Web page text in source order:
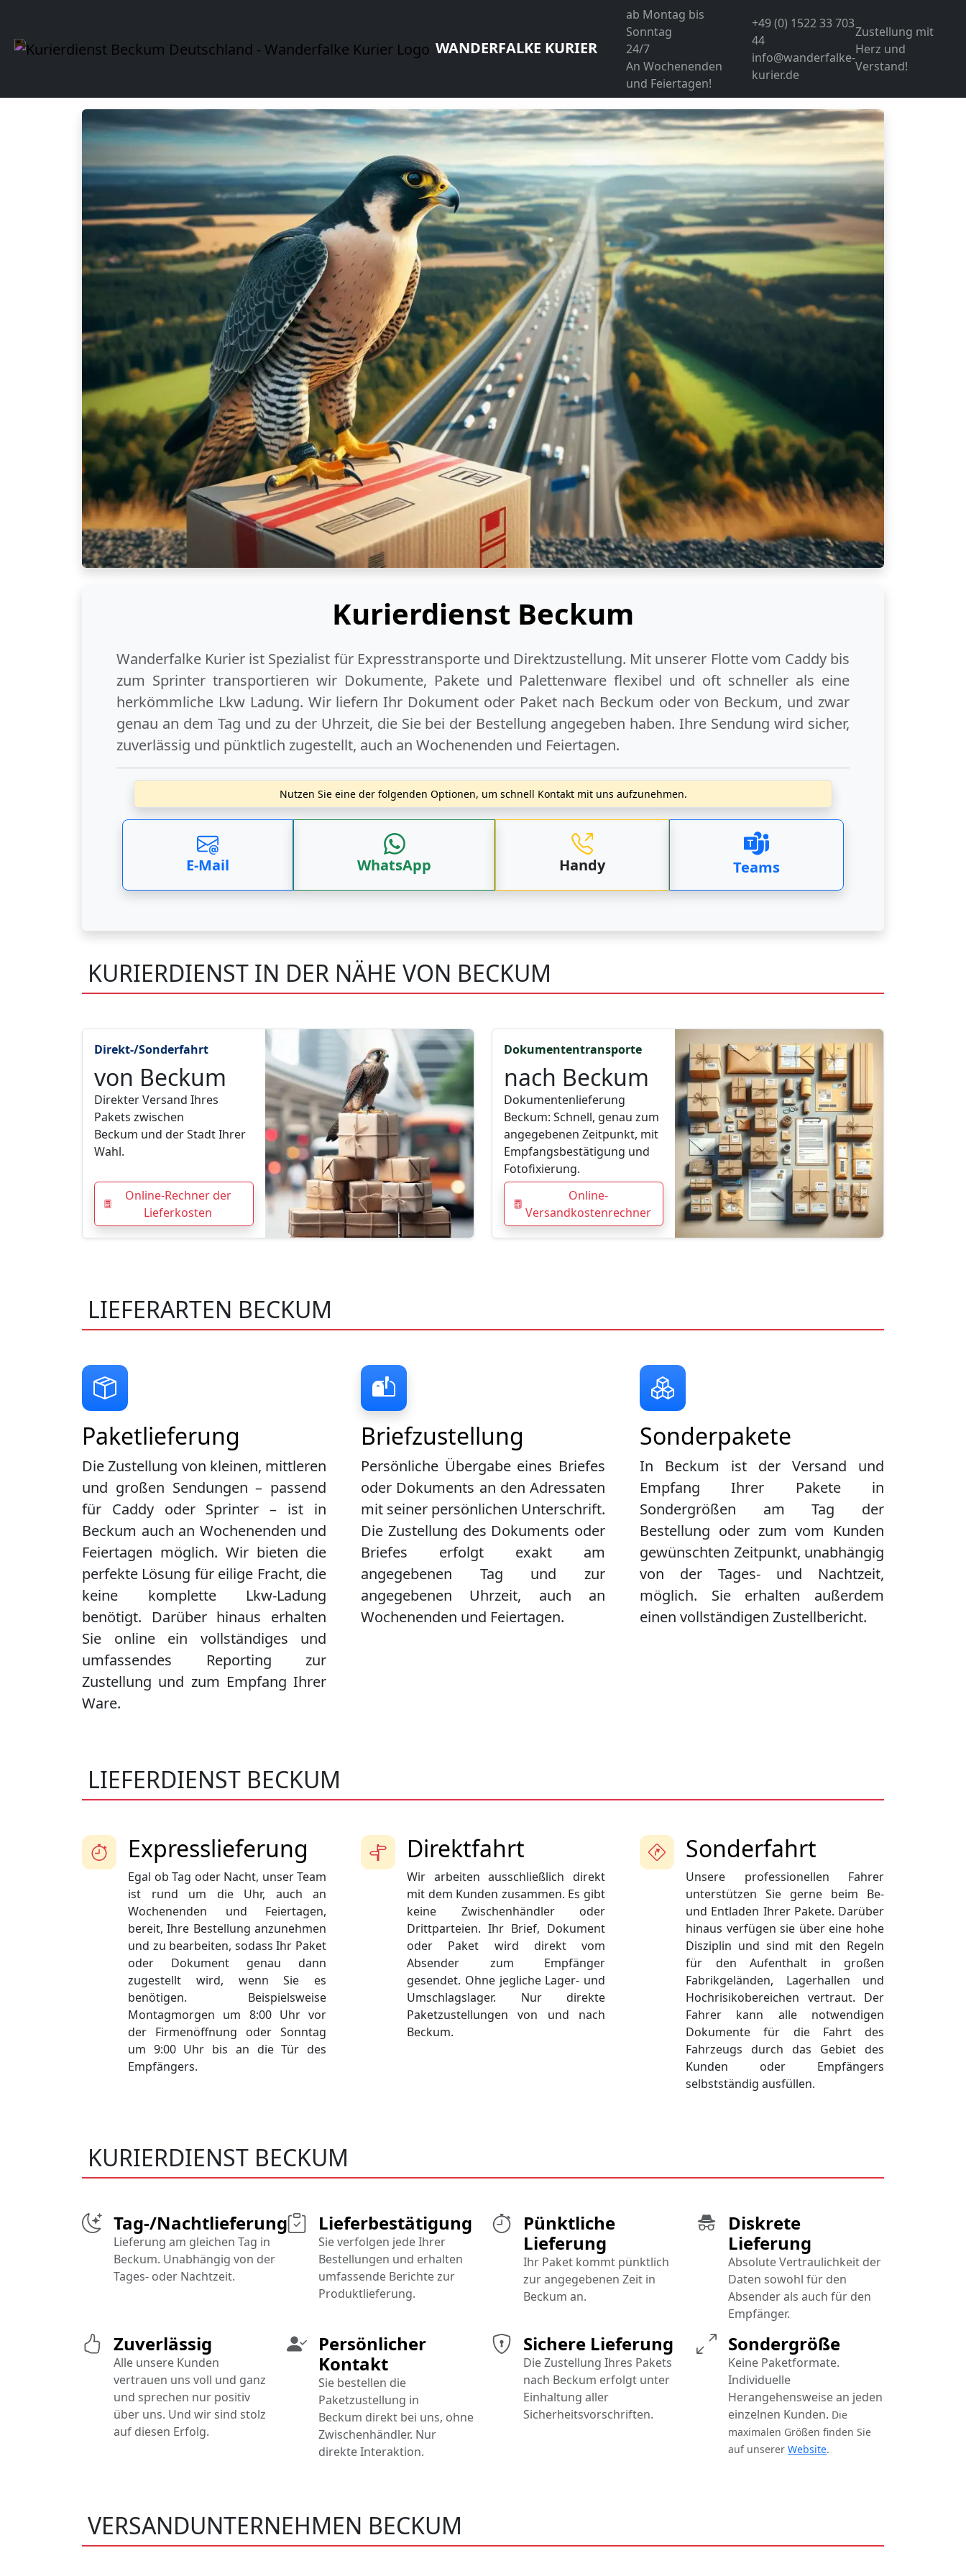
WANDERFALKE KURIER
ab Montag bis
Sonntag
24/7
An Wochenenden
und Feiertagen!
+49 (0) 1522 33 703
44
info@wanderfalke-
kurier.de
Zustellung mit
Herz und
Verstand!
Kurierdienst Beckum
Wanderfalke Kurier ist Spezialist für Expresstransporte und Direktzustellung. Mit unserer Flotte vom Caddy bis
zum Sprinter transportieren wir Dokumente, Pakete und Palettenware flexibel und oft schneller als eine
herkömmliche Lkw Ladung. Wir liefern Ihr Dokument oder Paket nach Beckum odervon Beckum, und zwar
genau an dem Tag und zu der Uhrzeit, die Sie bei der Bestellung angegeben haben. Ihre Sendung wird sicher,
zuverlässig und pünktlich zugestellt, auch an Wochenenden und Feiertagen.
Nutzen Sie eine der folgenden Optionen, um schnell Kontakt mit uns aufzunehmen.
E-Mail WhatsApp Handy Teams
KURIERDIENST IN DER NÄHE VON BECKUM
Direkt-/Sonderfahrt
von Beckum
Direkter Versand Ihres
Pakets zwischen
Beckum und der Stadt Ihrer
Wahl.
Online-Rechner der
Lieferkosten
Dokumententransporte
nach Beckum
Dokumentenlieferung
Beckum: Schnell, genau zum
angegebenen Zeitpunkt, mit
Empfangsbestätigung und
Fotofixierung.
Online-
Versandkostenrechner
LIEFERARTEN BECKUM
Briefzustellung
Persönliche Übergabe eines Briefes
oder Dokuments an den Adressaten
mit seiner persönlichen Unterschrift.
Die Zustellung des Dokuments oder
Briefes erfolgt exakt am
angegebenen Tag und zur
angegebenen Uhrzeit, auch an
Wochenenden und Feiertagen.
Paketlieferung
Die Zustellung von kleinen, mittleren
und großen Sendungen – passend
für Caddy oder Sprinter – ist in
Beckum auch an Wochenenden und
Feiertagen möglich. Wir bieten die
perfekte Lösung für eilige Fracht, die
keine komplette Lkw-Ladung
benötigt. Darüber hinaus erhalten
Sie online ein vollständiges und
umfassendes Reporting zur
Zustellung und zum Empfang Ihrer
Ware.
Sonderpakete
In Beckum ist der Versand und
Empfang Ihrer Pakete in
Sondergrößen am Tag der
Bestellung oder zum vom Kunden
gewünschten Zeitpunkt, unabhängig
von der Tages- und Nachtzeit,
möglich. Sie erhalten außerdem
einen vollständigen Zustellbericht.
LIEFERDIENST BECKUM
Sonderfahrt
Unsere professionellen Fahrer
unterstützen Sie gerne beim Be-
und Entladen Ihrer Pakete. Darüber
hinaus verfügen sie über eine hohe
Disziplin und sind mit den Regeln
für den Aufenthalt in großen
Fabrikgeländen, Lagerhallen und
Hochrisikobereichen vertraut. Der
Fahrer kann alle notwendigen
Dokumente für die Fahrt des
Fahrzeugs durch das Gebiet des
Kunden oder Empfängers
selbstständig ausfüllen.
Direktfahrt
Wir arbeiten ausschließlich direkt
mit dem Kunden zusammen. Es gibt
keine Zwischenhändler oder
Drittparteien. Ihr Brief, Dokument
oder Paket wird direkt vom
Absender zum Empfänger
gesendet. Ohne jegliche Lager- und
Umschlagslager. Nur direkte
Paketzustellungen von und nach
Beckum.
Expresslieferung
Egal ob Tag oder Nacht, unser Team
ist rund um die Uhr, auch an
Wochenenden und Feiertagen,
bereit, Ihre Bestellung anzunehmen
und zu bearbeiten, sodass Ihr Paket
oder Dokument genau dann
zugestellt wird, wenn Sie es
benötigen. Beispielsweise
Montagmorgen um 8:00 Uhr vor
der Firmenöffnung oder Sonntag
um 9:00 Uhr bis an die Tür des
Empfängers.
KURIERDIENST BECKUM
Pünktliche
Lieferung
Ihr Paket kommt pünktlich
zur angegebenen Zeit in
Beckum an.
Sichere Lieferung
Die Zustellung Ihres Pakets
nach Beckum erfolgt unter
Einhaltung aller
Sicherheitsvorschriften.
Diskrete
Lieferung
Absolute Vertraulichkeit der
Daten sowohl für den
Absender als auch für den
Empfänger.
Tag-/Nachtlieferung
Lieferung am gleichen Tag in
Beckum. Unabhängig von der
Tages- oder Nachtzeit.
Persönlicher
Kontakt
Sie bestellen die
Paketzustellung in
Beckum direkt bei uns, ohne
Zwischenhändler. Nur
direkte Interaktion.
Sondergröße
Keine Paketformate.
Individuelle
Herangehensweise an jeden
einzelnen Kunden. Die
maximalen Größen finden Sie
auf unserer Website.
Lieferbestätigung
Sie verfolgen jede Ihrer
Bestellungen und erhalten
umfassende Berichte zur
Produktlieferung.
Zuverlässig
Alle unsere Kunden
vertrauen uns voll und ganz
und sprechen nur positiv
über uns. Und wir sind stolz
auf diesen Erfolg.
VERSANDUNTERNEHMEN BECKUM